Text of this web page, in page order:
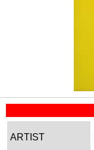
ARTIST